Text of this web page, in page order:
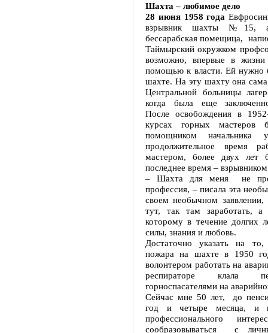
Шахта – любимое дело
28 июня 1958 года
взрывник шахты №15,
бессарабская помещица,
Таймырский окружком
возможно, впервые в жизни
помощью к власти. Ей нужно
шахте. На эту шахту она сама
Центральной больницы
когда была еще
После освобождения в
курсах горных мастеров
помощником начальника
продолжительное время
мастером, более двух лет
последнее время –
– Шахта для меня не
профессия, – писала эта
своем необычном
тут, так там заработать,
которому в течение долгих
силы, знания и любовь.
Достаточно указать на
пожара на шахте в 1950
волонтером работать на
респираторе клала
горноспасателями на
Сейчас мне 50 лет, до
год и четыре месяца, и
профессионального
сообразовываться с